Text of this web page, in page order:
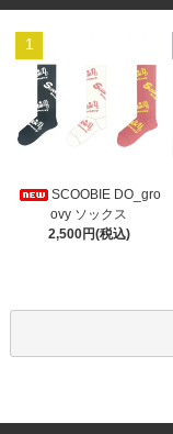
1
SCOOBIE DO_gro
ovy ソックス
2,500円(税込)